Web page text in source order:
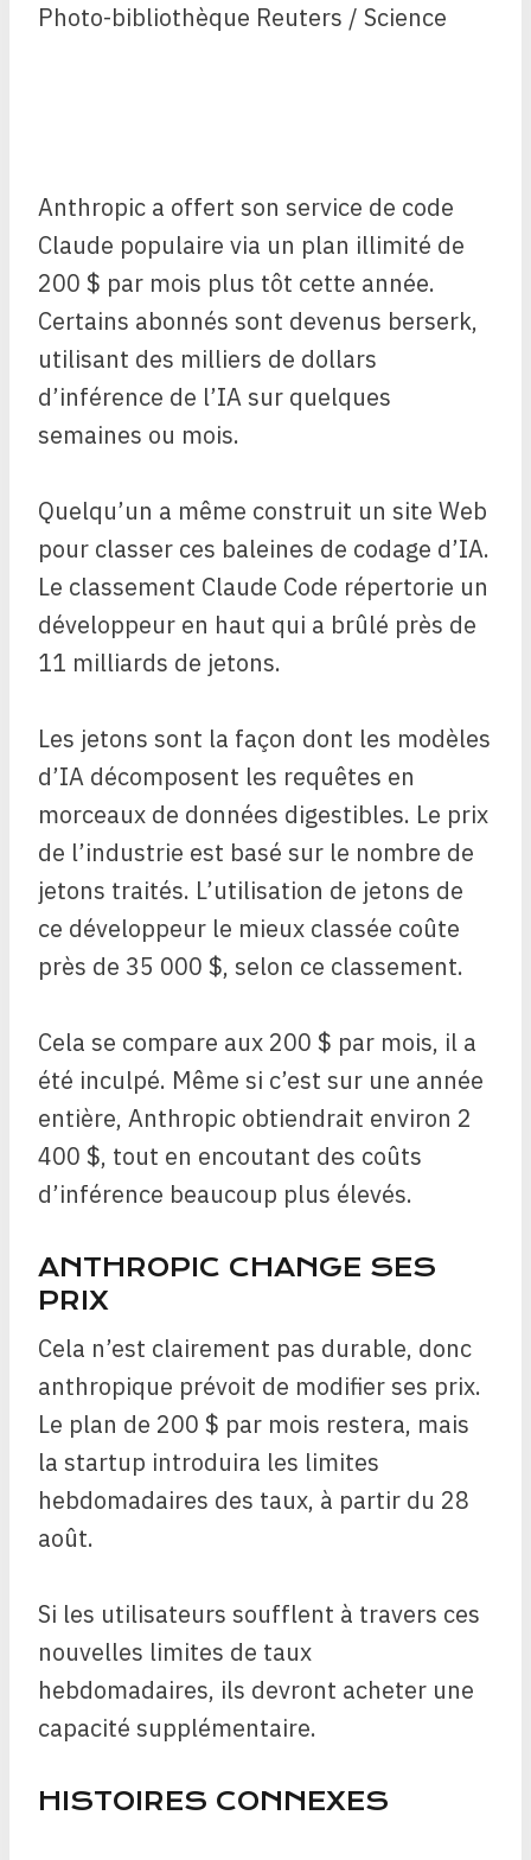
Photo-bibliothèque Reuters / Science
Anthropic a offert son service de code
Claude populaire via un plan illimité de
200 $ par mois plus tôt cette année.
Certains abonnés sont devenus berserk,
utilisant des milliers de dollars
d’inférence de l’IA sur quelques
semaines ou mois.
Quelqu’un a même construit un site Web
pour classer ces baleines de codage d’IA.
Le classement Claude Code répertorie un
développeur en haut qui a brûlé près de
11 milliards de jetons.
Les jetons sont la façon dont les modèles
d’IA décomposent les requêtes en
morceaux de données digestibles. Le prix
de l’industrie est basé sur le nombre de
jetons traités. L’utilisation de jetons de
ce développeur le mieux classée coûte
près de 35 000 $, selon ce classement.
Cela se compare aux 200 $ par mois, il a
été inculpé. Même si c’est sur une année
entière, Anthropic obtiendrait environ 2
400 $, tout en encoutant des coûts
d’inférence beaucoup plus élevés.
ANTHROPIC CHANGE SES
PRIX
Cela n’est clairement pas durable, donc
anthropique prévoit de modifier ses prix.
Le plan de 200 $ par mois restera, mais
la startup introduira les limites
hebdomadaires des taux, à partir du 28
août.
Si les utilisateurs soufflent à travers ces
nouvelles limites de taux
hebdomadaires, ils devront acheter une
capacité supplémentaire.
HISTOIRES CONNEXES